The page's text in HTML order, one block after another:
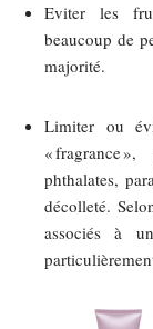
Eviter les
beaucoup de
majorité.
Limiter ou
« fragrance
phthalates,
décolleté.
associés à